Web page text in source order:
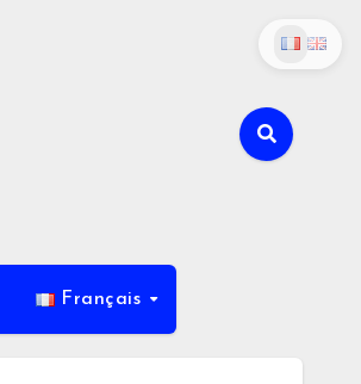
Français